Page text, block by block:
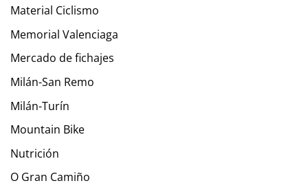
Material Ciclismo
Memorial Valenciaga
Mercado de fichajes
Milán-San Remo
Milán-Turín
Mountain Bike
Nutrición
O Gran Camiño